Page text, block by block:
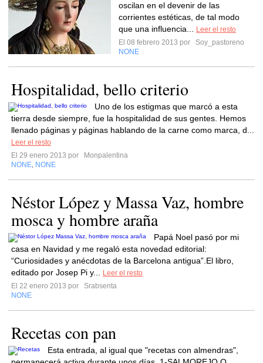
oscilan en el devenir de las
corrientes estéticas, de tal modo
que una influencia...
Leer el resto
El 08 febrero 2013 por
Soy_pastoreno
NONE
Hospitalidad, bello criterio
Uno de los estigmas que marcó a esta
tierra desde siempre, fue la hospitalidad de sus gentes. Hemos
llenado páginas y páginas hablando de la carne como marca, d...
Leer el resto
El 29 enero 2013 por
Monpalentina
NONE NONE
Néstor López y Massa Vaz, hombre
mosca y hombre araña
Papá Noel pasó por mi
casa en Navidad y me regaló esta novedad editorial:
“Curiosidades y anécdotas de la Barcelona antigua”.El libro,
editado por Josep Pi y...
Leer el resto
El 22 enero 2013 por
Srabsenta
NONE
Recetas con pan
Esta entrada, al igual que "recetas con almendras",